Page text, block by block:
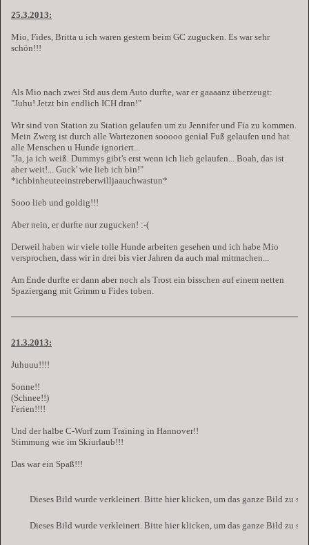
25.3.2013:
Mio, Fides, Britta u ich waren gestern beim GC zugucken. Es war sehr
schön!!!
Als Mio nach zwei Std aus dem Auto durfte, war er gaaaanz überzeugt:
"Juhu! Jetzt bin endlich ICH dran!"
Wir sind von Station zu Station gelaufen um zu Jennifer und Fia zu kommen.
Mein Zwerg ist durch alle Wartezonen sooooo genial Fuß gelaufen und hat
alle Menschen u Hunde ignoriert...
"Ja, ja ich weiß. Dummys gibt's erst wenn ich lieb gelaufen... Boah, das ist
aber weit!... Guck' wie lieb ich bin!"
*ichbinheuteeinstreberwilljaauchwastun*
Sooo lieb und goldig!!!
Aber nein, er durfte nur zugucken! :-(
Derweil haben wir viele tolle Hunde arbeiten gesehen und ich habe Mio
versprochen, dass wir in drei bis vier Jahren da auch mal mitmachen...
Am Ende durfte er dann aber noch als Trost ein bisschen auf einem netten
Spaziergang mit Grimm u Fides toben.
21.3.2013:
Juhuuu!!!!
Sonne!!
(Schnee!!)
Ferien!!!!
Und der halbe C-Wurf zum Training in Hannover!!
Stimmung wie im Skiurlaub!!!
Das war ein Spaß!!!
Dieses Bild wurde verkleinert. Bitte hier klicken, um das ganze Bild zu
Dieses Bild wurde verkleinert. Bitte hier klicken, um das ganze Bild zu